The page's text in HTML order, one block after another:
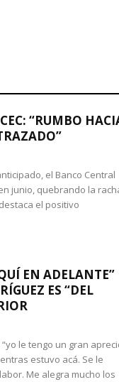
“RUMBO
el Banco Central
junio, quebrando la
el positivo
EN ADELANTE”
ES “DEL
le tengo un gran
estuvo acá. Se le
Me alegra mucho los